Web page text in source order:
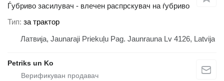
Ѓубриво засилувач - влечен распрскувач на ѓубриво
Тип за трактор
Латвија, Jaunaraji Priekuļu Pag. Jaunrauna Lv 4126, Latvija
Petriks un Ko